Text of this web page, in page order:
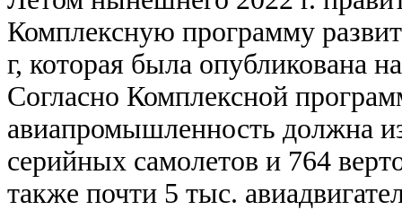
Комплексную программу
г, которая была опубликована
Согласно Комплексной
авиапромышленность должна
серийных самолетов и 764
также почти 5 тыс.